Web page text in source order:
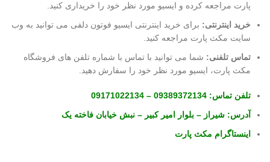
پارت مراجعه کرده و ایسیو مورد نظر خود را خریداری کنید.
خرید اینترنتی: برای خرید اینترنتی ایسیو فوتون دلفی می توانید به وب
سایت مکث پارت مراجعه کنید.
تماس تلفنی: شما می توانید با تماس با شماره تلفن های فروشگاه
مکث پارت، ایسیو مورد نظر خود را سفارش دهید.
تلفن تماس: 09389372134
–
09171022134
آدرس: شیراز – بلوار امیر کبیر – نبش خیابان فاخته یک
اینستاگرام مکث پارت